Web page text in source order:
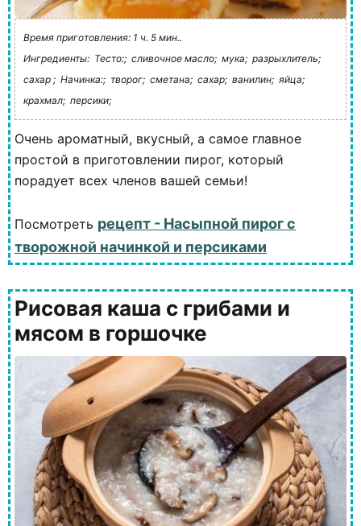
Время приготовления: 1 ч. 5 мин..
Ингредиенты: Тесто:; сливочное масло; мука; разрыхлитель;
сахар ; Начинка:; творог; сметана; сахар; ванилин; яйца;
крахмал; персики;
Очень ароматный, вкусный, а самое главное
простой в приготовлении пирог, который
порадует всех членов вашей семьи!
Посмотреть рецепт - Насыпной пирог с
творожной начинкой и персиками
Рисовая каша с грибами и
мясом в горшочке